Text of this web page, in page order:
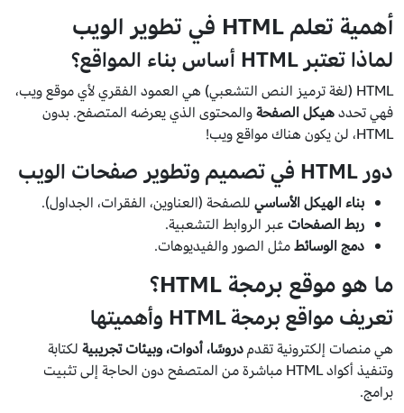
أهمية تعلم HTML في تطوير الويب
لماذا تعتبر HTML أساس بناء المواقع؟
HTML (لغة ترميز النص التشعبي) هي العمود الفقري لأي موقع ويب،
فهي تحددهيكل الصفحةوالمحتوى الذي يعرضه المتصفح. بدون
HTML، لن يكون هناك مواقع ويب!
دور HTML في تصميم وتطوير صفحات الويب
بناء الهيكل الأساسي للصفحة (العناوين، الفقرات، الجداول).
ربط الصفحات عبر الروابط التشعبية.
دمج الوسائطمثل الصور والفيديوهات.
ما هو موقع برمجة HTML؟
تعريف مواقع برمجة HTML وأهميتها
هي منصات إلكترونية تقدمدروسًا، أدوات، وبيئات تجريبية لكتابة
وتنفيذ أكواد HTML مباشرة من المتصفح دون الحاجة إلى تثبيت
برامج.